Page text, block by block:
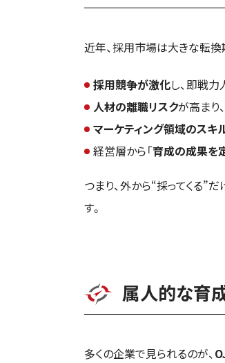
近年、採用市場は大きな転換
採用競争が激化し、即戦
人材の離職リスクが高まり
マーケティング領域のスキ
経営層から「育成の成果を
つまり、外から“採ってくる”だ
す。
属人的な育
多くの企業で見られるのが、